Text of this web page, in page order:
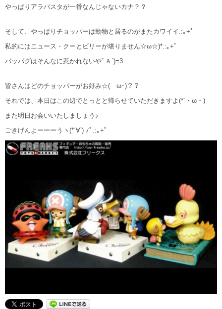
やっぱりアラバスタが一番なんじゃないカナ？？
そして、やっぱりチョッパーは動物と居るのがまたカワイイ.:｡+ﾟ
私的にはニュース・クーとビリーが堪りません☆ω☆)*.:｡+ﾟ
パッパグはそんなに惹かれないやﾟＡ`)=3
皆さんはどのチョッパーがお好み☆(ゝω･)？？
それでは、本日はこの辺でとっとと帰らせていただきますよ(*´・ω・)
また明日お会いいたしましょう♪
ごきげんよーーーうヽ(*´∀`) ﾉﾟ.:｡+ﾟ